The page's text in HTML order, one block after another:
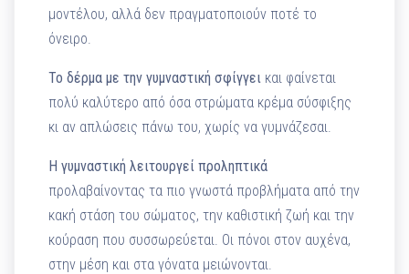
μοντέλου, αλλά δεν πραγματοποιούν ποτέ το
όνειρο.
Το δέρμα με την γυμναστική σφίγγει και φαίνεται
πολύ καλύτερο από όσα στρώματα κρέμα σύσφιξης
κι αν απλώσεις πάνω του, χωρίς να γυμνάζεσαι.
Η γυμναστική λειτουργεί προληπτικά
προλαβαίνοντας τα πιο γνωστά προβλήματα από την
κακή στάση του σώματος, την καθιστική ζωή και την
κούραση που συσσωρεύεται. Οι πόνοι στον αυχένα,
στην μέση και στα γόνατα μειώνονται.